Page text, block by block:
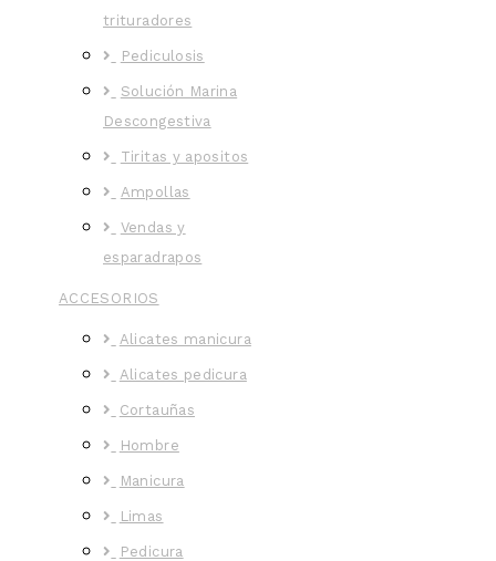
trituradores
Pediculosis
Solución Marina
Descongestiva
Tiritas y apositos
Ampollas
Vendas y
esparadrapos
ACCESORIOS
Alicates manicura
Alicates pedicura
Cortauñas
Hombre
Manicura
Limas
Pedicura